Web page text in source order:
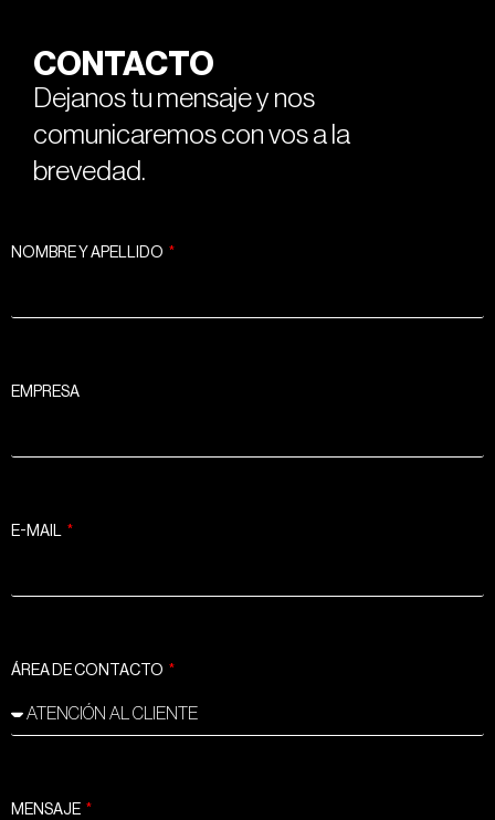
CONTACTO
Dejanos tu mensaje y nos
comunicaremos con vos a la
brevedad.
NOMBRE Y APELLIDO
EMPRESA
E-MAIL
ÁREA DE CONTACTO
MENSAJE